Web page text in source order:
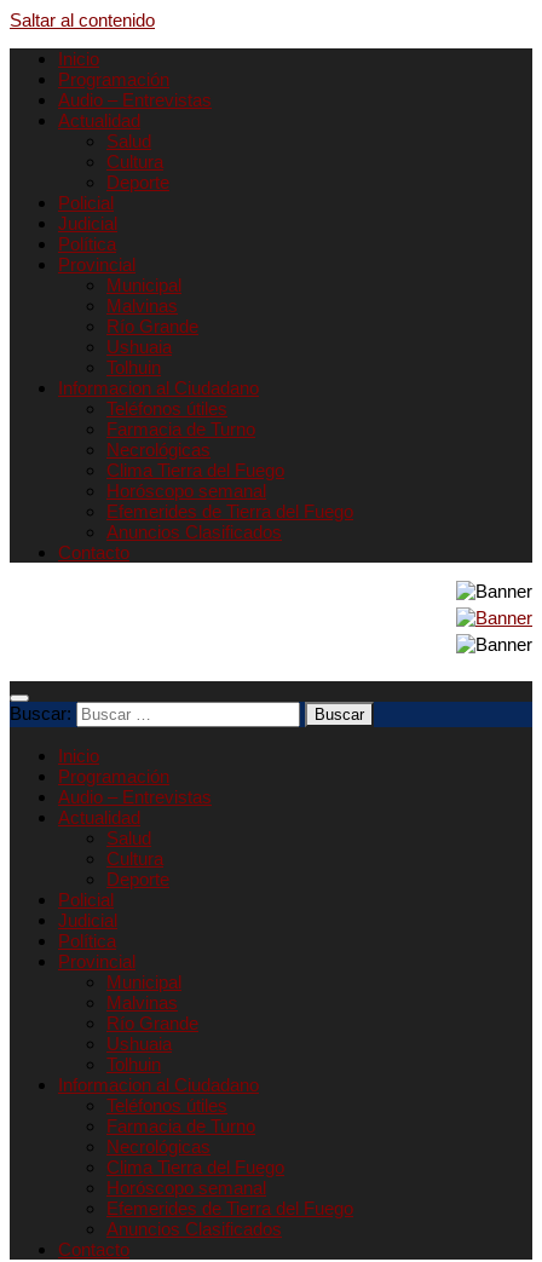
Saltar al contenido
Inicio
Programación
Audio – Entrevistas
Actualidad
Salud
Cultura
Deporte
Policial
Judicial
Política
Provincial
Municipal
Malvinas
Río Grande
Ushuaia
Tolhuin
Informacion al Ciudadano
Teléfonos útiles
Farmacia de Turno
Necrológicas
Clima Tierra del Fuego
Horóscopo semanal
Efemerides de Tierra del Fuego
Anuncios Clasificados
Contacto
Buscar:
Inicio
Programación
Audio – Entrevistas
Actualidad
Salud
Cultura
Deporte
Policial
Judicial
Política
Provincial
Municipal
Malvinas
Río Grande
Ushuaia
Tolhuin
Informacion al Ciudadano
Teléfonos útiles
Farmacia de Turno
Necrológicas
Clima Tierra del Fuego
Horóscopo semanal
Efemerides de Tierra del Fuego
Anuncios Clasificados
Contacto